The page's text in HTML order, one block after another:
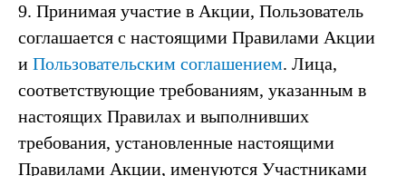
9. Принимая участие в Акции, Пользователь
соглашается с настоящими Правилами Акции
и Пользовательским соглашением. Лица,
соответствующие требованиям, указанным в
настоящих Правилах и выполнивших
требования, установленные настоящими
Правилами Акции, именуются Участниками